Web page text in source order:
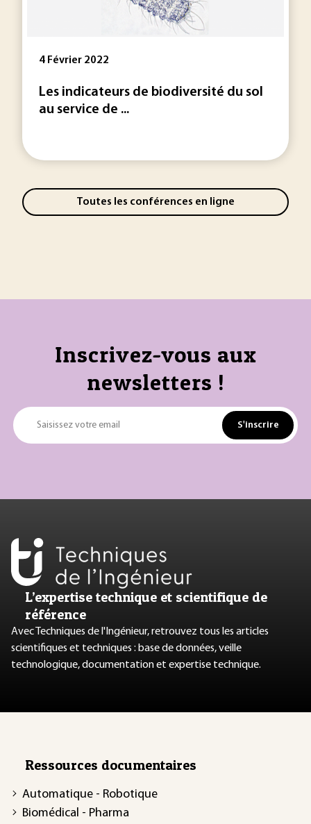
4 Février 2022
Les indicateurs de biodiversité du sol
au service de ...
Toutes les conférences en ligne
Inscrivez-vous aux
newsletters !
Saisissez votre email S'inscrire
L’expertise technique et scientifique de
référence
Avec Techniques de l'Ingénieur, retrouvez tous les articles
scientifiques et techniques : base de données, veille
technologique, documentation et expertise technique.
Ressources documentaires
Automatique - Robotique
Biomédical - Pharma